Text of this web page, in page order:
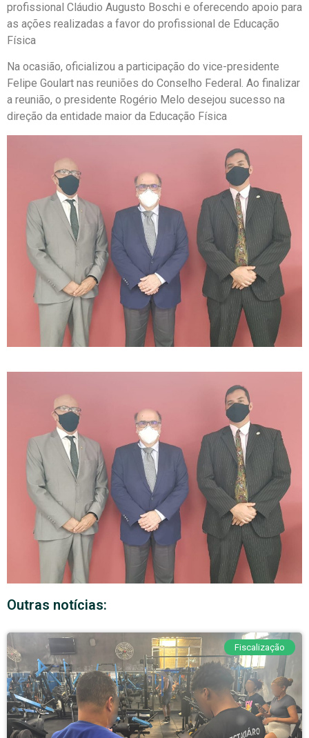
profissional Cláudio Augusto Boschi e oferecendo apoio para
as ações realizadas a favor do profissional de Educação
Física
Na ocasião, oficializou a participação do vice-presidente
Felipe Goulart nas reuniões do Conselho Federal. Ao finalizar
a reunião, o presidente Rogério Melo desejou sucesso na
direção da entidade maior da Educação Física
Outras notícias:
Fiscalização